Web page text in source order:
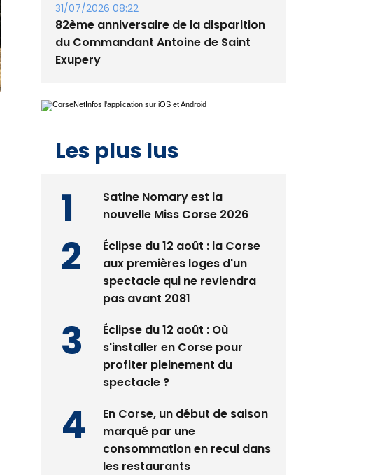
31/07/2026 08:22
82ème anniversaire de la disparition
du Commandant Antoine de Saint
Exupery
Les plus lus
Satine Nomary est la
nouvelle Miss Corse 2026
Éclipse du 12 août : la Corse
aux premières loges d'un
spectacle qui ne reviendra
pas avant 2081
Éclipse du 12 août : Où
s'installer en Corse pour
profiter pleinement du
spectacle ?
En Corse, un début de saison
marqué par une
consommation en recul dans
les restaurants